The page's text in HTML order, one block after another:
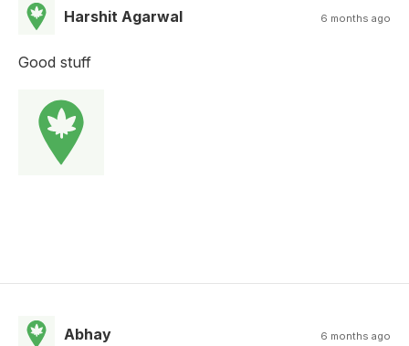
Harshit Agarwal 6 months ago
Good stuff
Abhay 6 months ago